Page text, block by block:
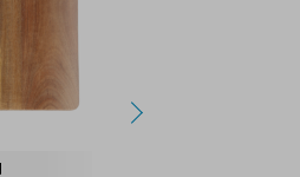
5 stjerner